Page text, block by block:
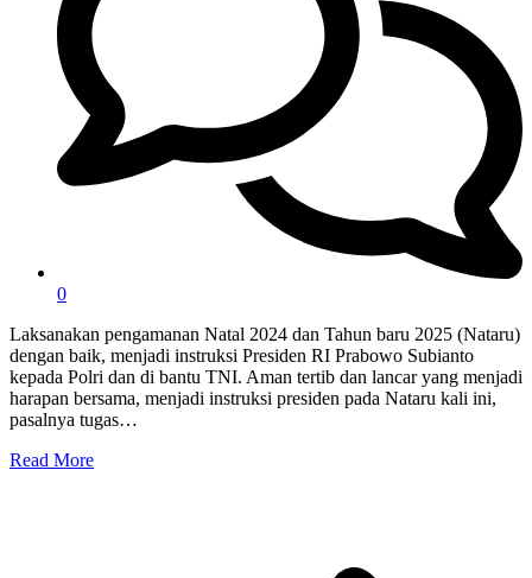
0
Laksanakan pengamanan Natal 2024 dan Tahun baru 2025 (Nataru)
dengan baik, menjadi instruksi Presiden RI Prabowo Subianto
kepada Polri dan di bantu TNI. Aman tertib dan lancar yang menjadi
harapan bersama, menjadi instruksi presiden pada Nataru kali ini,
pasalnya tugas…
Read More